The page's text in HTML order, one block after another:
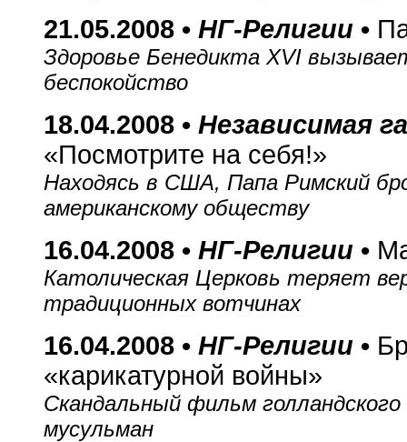
21.05.2008 • НГ-Религии •
Здоровье Бенедикта XVI
беспокойство
18.04.2008 • Независимая
«Посмотрите на себя!»
Находясь в США, Папа Римский
американскому обществу
16.04.2008 • НГ-Религии •
Католическая Церковь теряет
традиционных вотчинах
16.04.2008 • НГ-Религии •
«карикатурной войны»
Скандальный фильм
мусульман